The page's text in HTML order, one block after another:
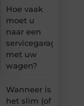
Hoe vaak
moet u
naar een
servicegarage
met uw
wagen?
Wanneer is
het slim (of